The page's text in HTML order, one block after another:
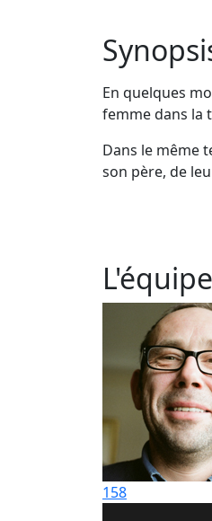
En quelques
femme dans la
Dans le même
son père, de
158